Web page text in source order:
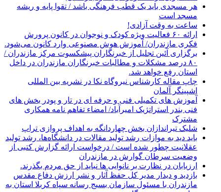
هر مسجدی باید یک قطب فرهنگی باشد / تقوا پایه و ریشه
مسجد است
ساعت به وقت آزادی!
ارائه ۶۰ فعالیت ویژه کودک و نوجوان در کانون پرورش
فکری مازندران/ آموزش هوش مصنوعی وارد کانون می‌شود.
برگزاری آئین تجلیل از خبرنگاران پیشکسوت مرکز مازندران /
۸۰ درصد مشکلات و مطالبات خبرنگاران مازندران در داخل
استان رفع خواهد شد.
چاپ مقاله کارشناس نيروگاه نكا در نشریه بین المللی
اشپینگر آلمان
آموزش های تکمیلی فنی و حرفه ای در تار و پودر بخش های
فنی بندر استراتژیک امیرآباد/ امضاء تفاهم نامه همکاری
مشترک
شلیک تیراندازان بخش چهاردانگه به اهداف پروازی تراپ
باید دید به موازات رشد تولید مقالات در دانشگاه‌ها، رشد تولید
عقلانیت چطور شده است / درخواست ارائه گزارش کتبی از
وضعیت سرطان گوارش در مازندران
ارزیابان در نظارت بر نانوایی ها نباید از حق مردم بگذرند.
بازدید و دیدار مدیر کل حفظ آثار و نشر ارزش دفاع مقدس
مازندران با مسئول سازمان بسیج رسانه سپاه کربلا استان به